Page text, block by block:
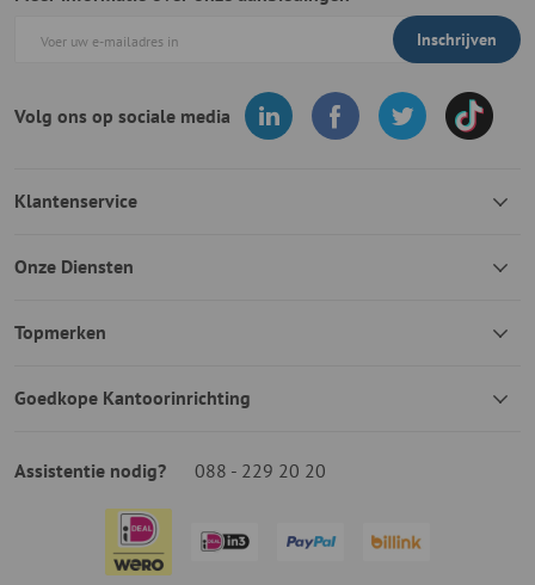
Inschrijven
Volg ons op sociale media
Klantenservice
Onze Diensten
Topmerken
Goedkope Kantoorinrichting
Assistentie nodig? 088 - 229 20 20